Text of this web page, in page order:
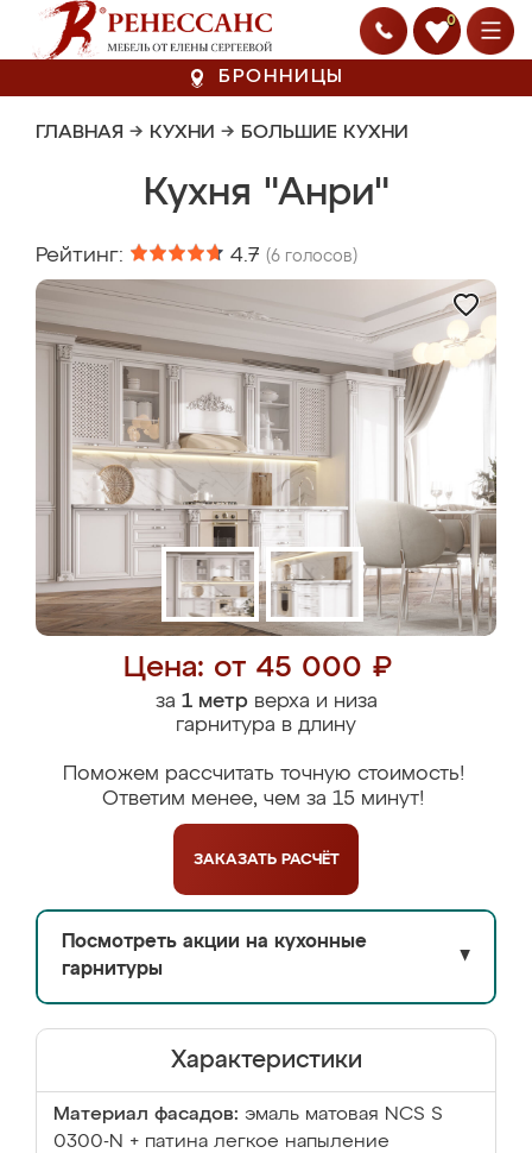
0
БРОННИЦЫ
ГЛАВНАЯ → КУХНИ → БОЛЬШИЕ КУХНИ
Кухня "Анри"
Рейтинг: 4.7 (6 голосов)
Цена: от 45 000 ₽
за 1 метрверха и низа
гарнитура в длину
Поможем рассчитать точную стоимость!
Ответим менее, чем за 15 минут!
ЗАКАЗАТЬ РАСЧЁТ
Посмотреть акции на кухонные
гарнитуры
▼
Характеристики
Материал фасадов: эмаль матовая NCS S
0300-N + патина легкое напыление